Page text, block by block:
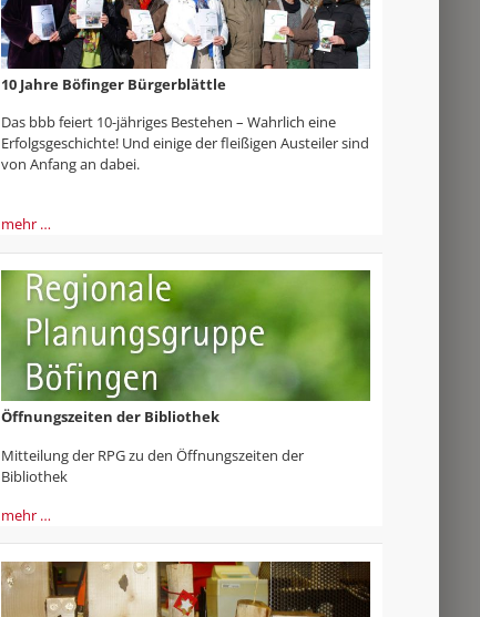
10 Jahre Böfinger Bürgerblättle
Das bbb feiert 10-jähriges Bestehen – Wahrlich eine
Erfolgsgeschichte! Und einige der fleißigen Austeiler sind
von Anfang an dabei.
mehr …
Öffnungszeiten der Bibliothek
Mitteilung der RPG zu den Öffnungszeiten der
Bibliothek
mehr …